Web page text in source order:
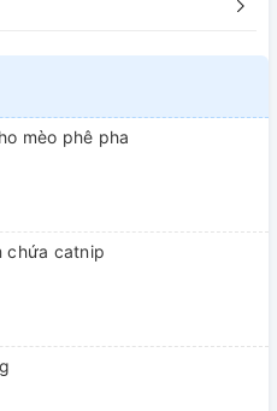
mèo phê pha
chứa catnip